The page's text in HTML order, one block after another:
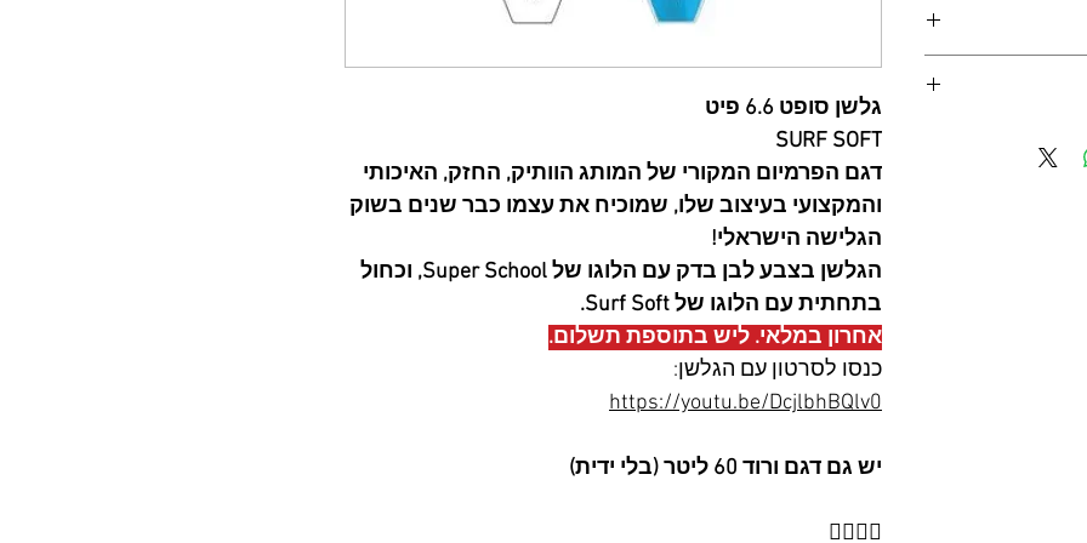
גלשן סופט 6.6 פיט
SURF SOFT
דגם הפרמיום המקורי של המותג הוותיק, החזק, האיכותי
והמקצועי בעיצוב שלו, שמוכיח את עצמו כבר שנים בשוק
הגלישה הישראלי!
הגלשן בצבע לבן בדק עם הלוגו של Super School, וכחול
בתחתית עם הלוגו של Surf Soft.
אחרון במלאי. ליש בתוספת תשלום.
כנסו לסרטון עם הגלשן:
https://youtu.be/DcjlbhBQlv0
יש גם דגם ורוד 60 ליטר (בלי ידית)
🏄‍♂️🏄‍♀️
על הגלשן גלים החדש